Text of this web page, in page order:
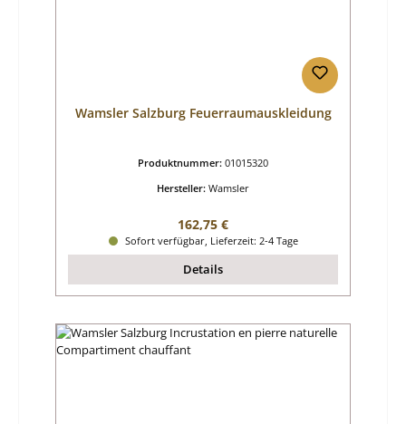
Wamsler Salzburg Feuerraumauskleidung
Produktnummer: 01015320
Hersteller: Wamsler
Regulärer Preis:
162,75 €
Sofort verfügbar, Lieferzeit: 2-4 Tage
Details